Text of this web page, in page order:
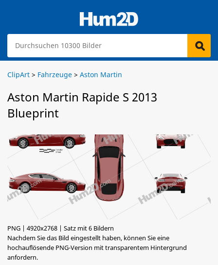
ClipArt > Fahrzeuge > Aston Martin
Aston Martin Rapide S 2013
Blueprint
PNG | 4920x2768 | Satz mit 6 Bildern
Nachdem Sie das Bild eingestellt haben, können Sie eine
hochauflösende PNG-Version mit transparentem Hintergrund
anfordern.